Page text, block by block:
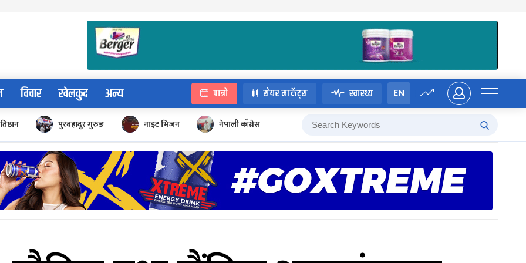
विचार खेलकुद अन्य पात्रो सेयर मार्केट्स स्वास्थ्य EN
पुरबहादुर गुरुङ नाइट भिजन नेपाली काँग्रेस